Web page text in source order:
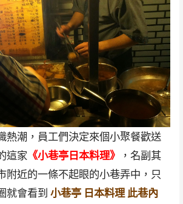
熱潮，員工們決定來個小聚餐歡送
這家 《小巷亭日本料理》
，名副其
附近的一條不起眼的小巷弄中，只
就會看到 小巷亭 日本料理 此巷內